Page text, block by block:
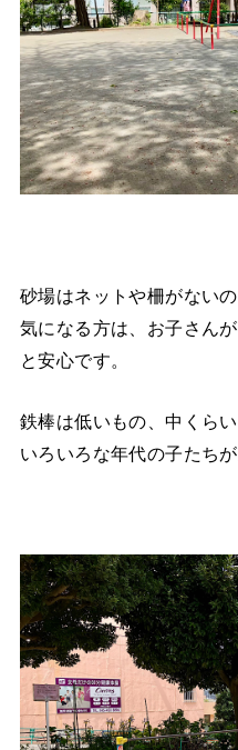
砂場はネットや柵がない
気になる方は、お子さん
と安心です。
鉄棒は低いもの、中くら
いろいろな年代の子たちが